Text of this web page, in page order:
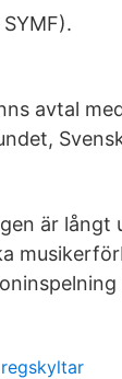
avtal
är långt